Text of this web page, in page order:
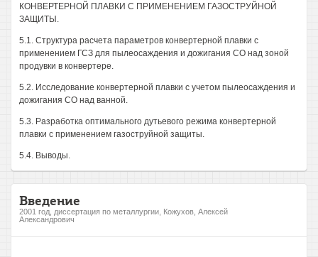
КОНВЕРТЕРНОЙ ПЛАВКИ С ПРИМЕНЕНИЕМ ГАЗОСТРУЙНОЙ
ЗАЩИТЫ.
5.1. Структура расчета параметров конвертерной плавки с
применением ГСЗ для пылеосаждения и дожигания СО над зоной
продувки в конвертере.
5.2. Исследование конвертерной плавки с учетом пылеосаждения и
дожигания СО над ванной.
5.3. Разработка оптимального дутьевого режима конвертерной
плавки с применением газоструйной защиты.
5.4. Выводы.
Введение
2001 год, диссертация по металлургии, Кожухов, Алексей
Александрович